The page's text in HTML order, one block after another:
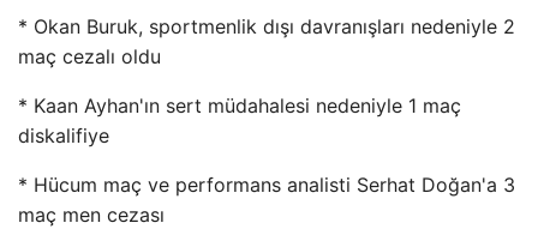
* Okan Buruk, sportmenlik dışı davranışları nedeniyle 2
maç cezalı oldu
* Kaan Ayhan'ın sert müdahalesi nedeniyle 1 maç
diskalifiye
* Hücum maç ve performans analisti Serhat Doğan'a 3
maç men cezası